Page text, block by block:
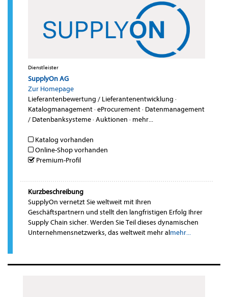
Dienstleister
SupplyOn AG
Zur Homepage
Lieferantenbewertung / Lieferantenentwicklung ·
Katalogmanagement·eProcurement· Datenmanagement
/ Datenbanksysteme·Auktionen · mehr...
Katalog vorhanden
Online-Shop vorhanden
Premium-Profil
Kurzbeschreibung
SupplyOn vernetzt Sie weltweit mit Ihren
Geschäftspartnern und stellt den langfristigen Erfolg Ihrer
Supply Chain sicher. Werden Sie Teil dieses dynamischen
Unternehmensnetzwerks, das weltweit mehr almehr...